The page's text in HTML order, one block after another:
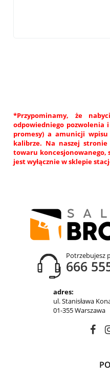
*Przypominamy, że
odpowiedniego pozwolenia
promesy) a amunicji
kalibrze. Na naszej
towaru koncesjonowanego,
jest wyłącznie w sklepie
Potrzebujesz
666
adres:
ul. Stanisława
01-355 Warszawa